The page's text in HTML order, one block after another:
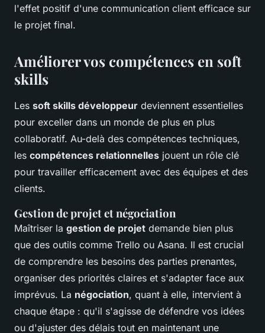
l'effet positif d'une communication client efficace sur
le projet final.
Améliorer vos compétences en soft
skills
Les soft skills développeur deviennent essentielles
pour exceller dans un monde de plus en plus
collaboratif. Au-delà des compétences techniques,
les compétences relationnelles jouent un rôle clé
pour travailler efficacement avec des équipes et des
clients.
Gestion de projet et négociation
Maîtriser la gestion de projet demande bien plus
que des outils comme Trello ou Asana. Il est crucial
de comprendre les besoins des parties prenantes,
organiser des priorités claires et s'adapter face aux
imprévus. La négociation, quant à elle, intervient à
chaque étape : qu'il s'agisse de défendre vos idées
ou d'ajuster des délais tout en maintenant une